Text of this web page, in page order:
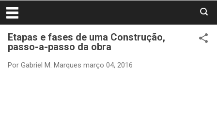
Etapas e fases de uma Construção,
passo-a-passo da obra
Por Gabriel M. Marques março 04, 2016